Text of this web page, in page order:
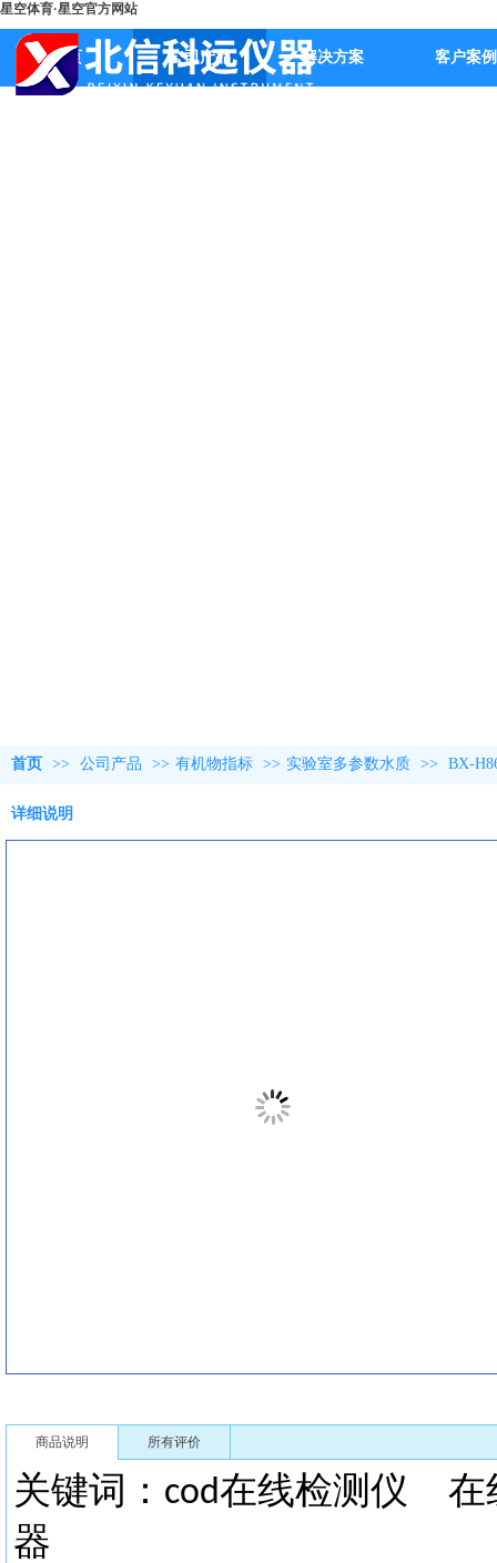
星空体育·星空官方网站
首页 公司产品 解决方案 客户案例
首页 >> 公司产品 >> 有机物指标 >> 实验室多参数水质 >> BX-
详细说明
商品说明 所有评价
关键词： cod在线检测仪
在
器